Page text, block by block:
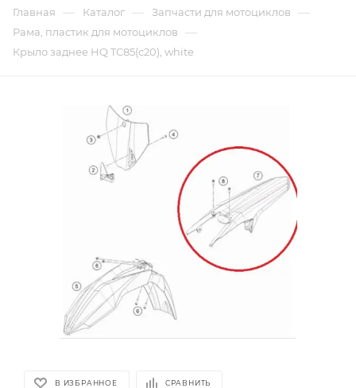
Главная — Каталог — Запчасти для мотоциклов —
Рама, пластик для мотоциклов —
Крыло заднее HQ TC85(c20), white
В ИЗБРАННОЕ СРАВНИТЬ